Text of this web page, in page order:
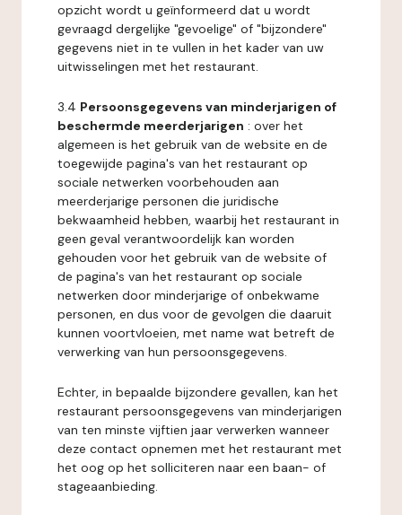
opzicht wordt u geïnformeerd dat u wordt
gevraagd dergelijke "gevoelige" of "bijzondere"
gegevens niet in te vullen in het kader van uw
uitwisselingen met het restaurant.
3.4 Persoonsgegevens van minderjarigen of
beschermde meerderjarigen : over het
algemeen is het gebruik van de website en de
toegewijde pagina's van het restaurant op
sociale netwerken voorbehouden aan
meerderjarige personen die juridische
bekwaamheid hebben, waarbij het restaurant in
geen geval verantwoordelijk kan worden
gehouden voor het gebruik van de website of
de pagina's van het restaurant op sociale
netwerken door minderjarige of onbekwame
personen, en dus voor de gevolgen die daaruit
kunnen voortvloeien, met name wat betreft de
verwerking van hun persoonsgegevens.
Echter, in bepaalde bijzondere gevallen, kan het
restaurant persoonsgegevens van minderjarigen
van ten minste vijftien jaar verwerken wanneer
deze contact opnemen met het restaurant met
het oog op het solliciteren naar een baan- of
stageaanbieding.